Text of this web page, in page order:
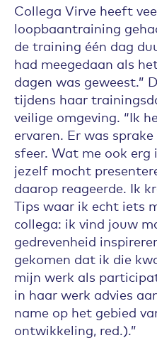
Collega Virve heeft
loopbaantraining
de training één dag
had meegedaan als
dagen was geweest.”
tijdens haar
veilige omgeving. “Ik
ervaren. Er was
sfeer. Wat me ook erg
jezelf mocht
daarop reageerde. Ik
Tips waar ik echt iets
collega: ik vind jouw
gedrevenheid
gekomen dat ik die
mijn werk als
in haar werk advies
name op het gebied
ontwikkeling, red.).”